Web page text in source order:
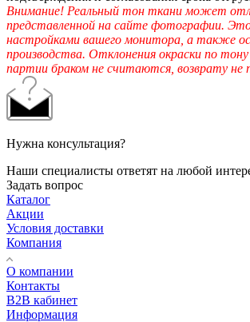
Внимание! Реальный тон ткани может
представленной на сайте фотографии. Это
настройками вашего монитора, а также
производства. Отклонения окраски по
партии браком не считаются, возврату
Нужна консультация?
Наши специалисты ответят на любой
Задать вопрос
Каталог
Акции
Условия доставки
Компания
О компании
Контакты
B2B кабинет
Информация